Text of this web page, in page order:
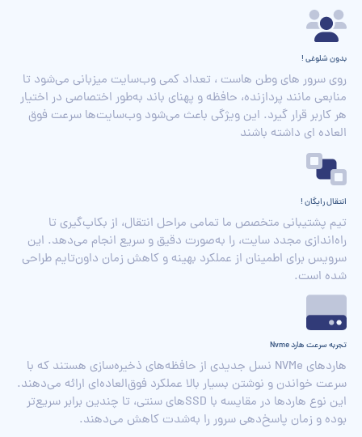
بدون شلوغی !
روی سرور های وطن هاست ، تعداد کمی وب‌سایت میزبانی می‌شود تا
منابعی مانند پردازنده، حافظه و پهنای باند به‌طور اختصاصی‌ در اختیار
هر کاربر قرار گیرد. این ویژگی باعث می‌شود وب‌سایت‌ها سرعت فوق
العاده ای داشته باشند
انتقال رایگان !
تیم پشتیبانی متخصص ما تمامی مراحل انتقال، از بکاپ‌گیری تا
راه‌اندازی مجدد سایت، را به‌صورت دقیق و سریع انجام می‌دهد. این
سرویس برای اطمینان از عملکرد بهینه و کاهش زمان داون‌تایم طراحی
شده است.
تجربه سرعت هارد Nvme
هاردهای NVMe نسل جدیدی از حافظه‌های ذخیره‌سازی هستند که با
سرعت خواندن و نوشتن بسیار بالا عملکرد فوق‌العاده‌ای ارائه می‌دهند.
این نوع هاردها در مقایسه با SSDهای سنتی، تا چندین برابر سریع‌تر
بوده و زمان پاسخ‌دهی سرور را به‌شدت کاهش می‌دهند.